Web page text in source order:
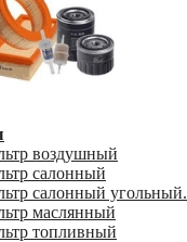
воздушный
салонный
салонный угольный.
маслянный
топливный